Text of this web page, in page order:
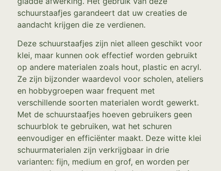
schuurstaafjes garandeert dat uw creaties de
aandacht krijgen die ze verdienen.
Deze schuurstaafjes zijn niet alleen geschikt voor
klei, maar kunnen ook effectief worden gebruikt
op andere materialen zoals hout, plastic en acryl.
Ze zijn bijzonder waardevol voor scholen, ateliers
en hobbygroepen waar frequent met
verschillende soorten materialen wordt gewerkt.
Met de schuurstaafjes hoeven gebruikers geen
schuurblok te gebruiken, wat het schuren
eenvoudiger en efficiënter maakt. Deze witte klei
schuurmaterialen zijn verkrijgbaar in drie
varianten: fijn, medium en grof, en worden per